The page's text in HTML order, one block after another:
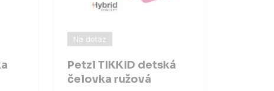
Na dotaz
Petzl TIKKID detská
čelovka ružová